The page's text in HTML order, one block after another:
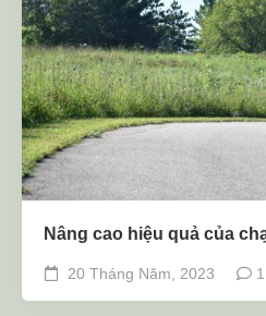
Nâng cao hiệu quả của
20 Tháng Năm, 2023 1